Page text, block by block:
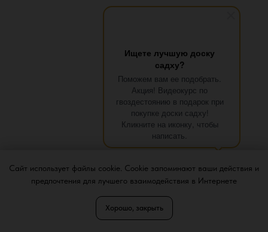
Ищете лучшую доску
садху?
Поможем вам ее подобрать.
Акция! Видеокурс по
гвоздестоянию в подарок при
покупке доски садху!
Кликните на иконку, чтобы
написать.
Сайт использует файлы cookie. Cookie запоминают ваши действия и
предпочтения для лучшего взаимодействия в Интернете
Хорошо, закрыть